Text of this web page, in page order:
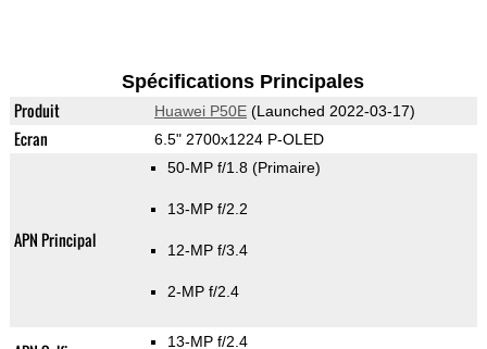
Spécifications Principales
Produit Huawei P50E(Launched 2022-03-17)
Ecran 6.5" 2700x1224 P-OLED
APN Principal
50-MP f/1.8 (Primaire)
13-MP f/2.2
12-MP f/3.4
2-MP f/2.4
13-MP f/2.4